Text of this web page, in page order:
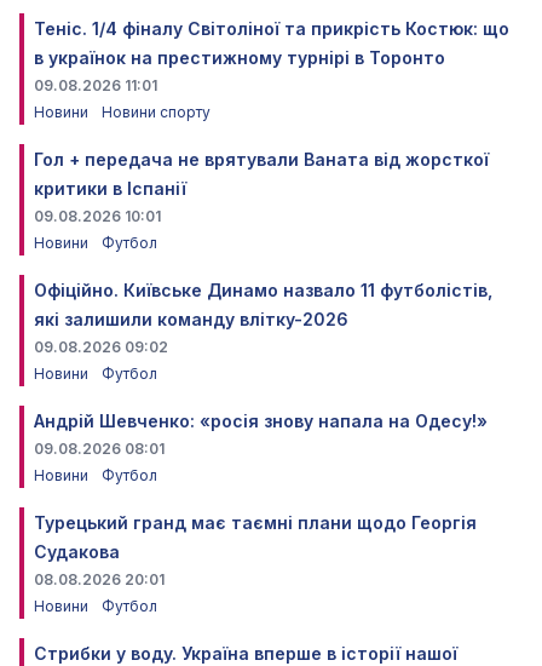
Теніс. 1/4 фіналу Світоліної та прикрість Костюк: що
в українок на престижному турнірі в Торонто
09.08.2026 11:01
Новини
Новини спорту
Гол + передача не врятували Ваната від жорсткої
критики в Іспанії
09.08.2026 10:01
Новини
Футбол
Офіційно. Київське Динамо назвало 11 футболістів,
які залишили команду влітку-2026
09.08.2026 09:02
Новини
Футбол
Андрій Шевченко: «росія знову напала на Одесу!»
09.08.2026 08:01
Новини
Футбол
Турецький гранд має таємні плани щодо Георгія
Судакова
08.08.2026 20:01
Новини
Футбол
Стрибки у воду. Україна вперше в історії нашої